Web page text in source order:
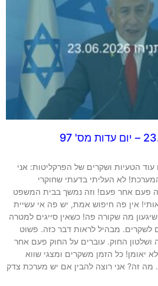
ושקרים של הפרקליטות: אני
לא העליתי בדעתי שחוקרי
אחר פעם! וזה נמשך בבית המשפט
פה חיפוש אמת, יש פה אי עשיית
מה שקורה פה! כשאין סייגים למטרה
מבהיל לראות דבר כזה. פשוט
החוק. עוברים על החוק פעם אחר
כל הזמן משקרים ומצגי שווא
אני רוצה להבין אם יש מערכת צדק